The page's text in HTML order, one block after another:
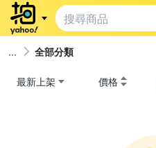
全部分類
最新上架 價格